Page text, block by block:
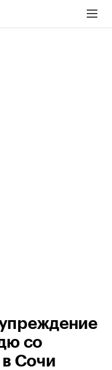
со
Сочи